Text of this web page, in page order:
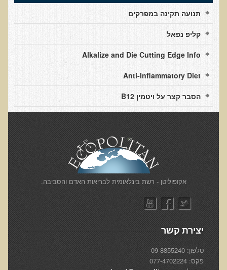
אסירי תודה לך על השבת הבריאות שלנו
אודות
הצוות שלנו
ענבל ליבסקי, Bsc, ND
ד"ר עדיאל תל-אורן
ד"ר שולמית לוריא (MD)
איפה נמצא ד"ר תל-אורן
אקופוליטן רשת בינ"ל לבריאות האדם והסביבה
מיהו ד"ר עדיאל תל-אורן
הארגון למזעור החשיפה האלקטרומגנטית
מרפ"י - המרכז לרפואה פונקציונאלית בישראל
הארגון העולמי לבריאות נפשית פונקציונאלית
תנועה תקינה במפרקים
קליפ נפאל
Alkalize and Die Cutting Edge Info
Anti-Inflammatory Diet
הסבר קצר על ויטמין B12
​אקופוליטן - רשת בינלאומית לבריאות האדם והסביבה.
יצירת קשר
טלפון: 09-8855240
פקס: 077-4702224